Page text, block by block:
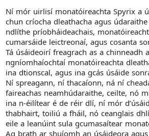
Ní mór uirlisí monatóireachta Spyrix a
chun críocha dleathacha agus
ndlíthe príobháideachais,
cumarsáide leictreonaí, agus cosanta
Tá úsáideoirí freagrach as a chinneadh
ngníomhaíochtaí monatóireachta
ina dtionscal, agus ina gcás úsáide
Ní spreagann, ní thacaíonn, ná ní
faireachas neamhúdaraithe, ceilte, nó
ina n-éilítear é de réir dlí, ní mór
thabhairt, toiliú a fháil, nó ceanglais
eile a leanúint sula gcumasaítear
Ag brath ar shuíomh an úsáideora